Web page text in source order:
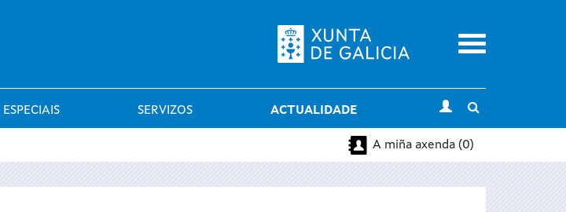
Menu
ESPECIAIS SERVIZOS ACTUALIDADE
search
A miña axenda (0)